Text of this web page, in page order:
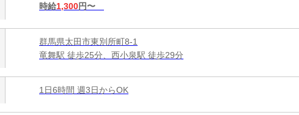
時給1,300円〜
群馬県太田市東別所町8-1
竜舞駅 徒歩25分、西小泉駅 徒歩29分
1日6時間 週3日からOK